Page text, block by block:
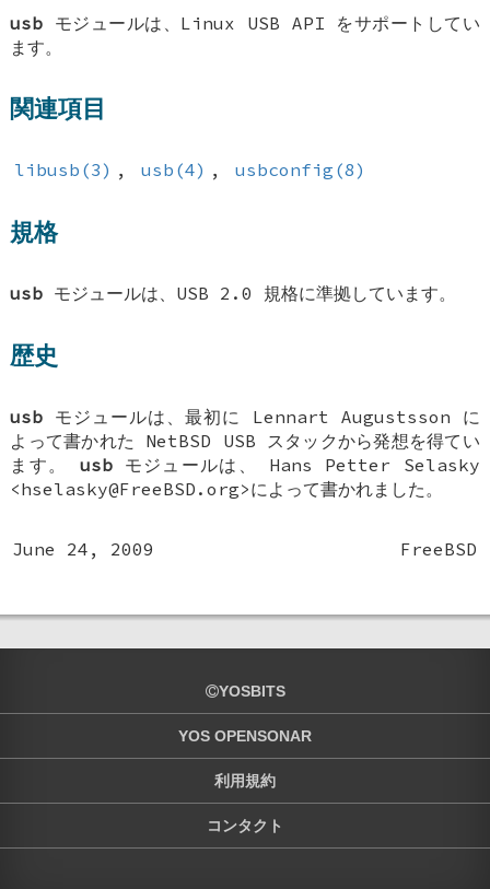
usb モジュールは、Linux USB API をサポートしてい
ます。
関連項目
libusb(3) , usb(4) , usbconfig(8)
規格
usb モジュールは、USB 2.0 規格に準拠しています。
歴史
usb モジュールは、最初に Lennart Augustsson に
よって書かれた NetBSD USB スタックから発想を得てい
ます。 usbモジュールは、 Hans Petter Selasky
<hselasky@FreeBSD.org>によって書かれました。
June 24, 2009 FreeBSD
YOSBITS
YOS OPENSONAR
利用規約
コンタクト